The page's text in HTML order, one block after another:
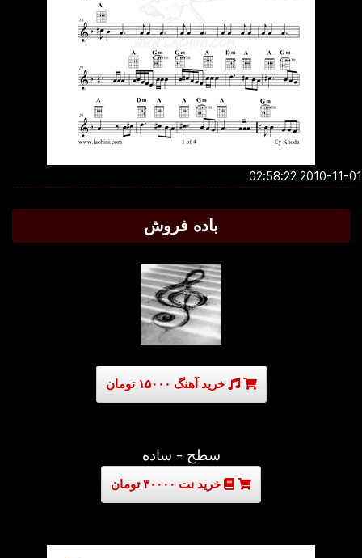
2010-11-01
باده فروش
خرید آهنگ ۱۵۰۰۰ تومان
سطح - ساده
خرید نت ۳۰۰۰۰ تومان